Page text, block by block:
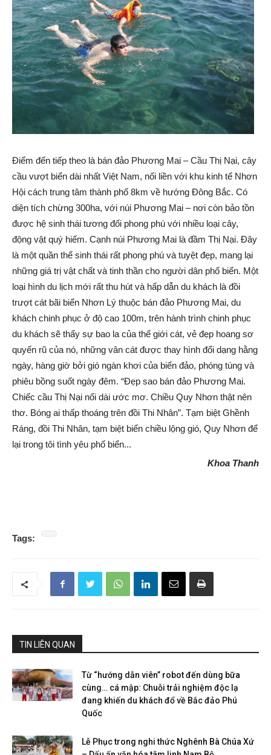
Điểm đến tiếp theo là bán đảo Phương Mai – Cầu Thị Nại, cây
cầu vượt biển dài nhất Việt Nam, nối liền với khu kinh tế Nhơn
Hội cách trung tâm thành phố 8km về hướng Đông Bắc. Có
diện tích chừng 300ha, với núi Phương Mai – nơi còn bảo tồn
được hệ sinh thái tương đối phong phú với nhiều loại cây,
động vật quý hiếm. Cạnh núi Phương Mai là đầm Thị Nại. Đây
là một quần thể sinh thái rất phong phú và tuyệt đẹp, mang lại
những giá trị vật chất và tinh thần cho người dân phố biển. Một
loại hình du lịch mới rất thu hút và hấp dẫn du khách là đồi
trượt cát bãi biển Nhơn Lý thuộc bán đảo Phương Mai, du
khách chinh phục ở độ cao 100m, trên hành trình chinh phục
du khách sẽ thấy sự bao la của thế giới cát, vẻ đẹp hoang sơ
quyến rũ của nó, những vân cát được thay hình đổi dạng hằng
ngày, hàng giờ bởi gió ngàn khơi của biển đảo, phóng túng và
phiêu bồng suốt ngày đêm. “Đẹp sao bán đảo Phương Mai.
Chiếc cầu Thị Nại nối dài ước mơ. Chiều Quy Nhơn thật nên
thơ. Bóng ai thấp thoáng trên đồi Thi Nhân”. Tạm biệt Ghềnh
Ráng, đồi Thi Nhân, tạm biệt biển chiều lộng gió, Quy Nhơn để
lại trong tôi tình yêu phố biển...
Khoa Thanh
Tags:
TIN LIÊN QUAN
Từ “hướng dẫn viên” robot đến dùng bữa
cùng… cá mập: Chuỗi trải nghiệm độc lạ
đang khiến du khách đổ về Bắc đảo Phú
Quốc
Lễ Phục trong nghi thức Nghênh Bà Chúa Xứ